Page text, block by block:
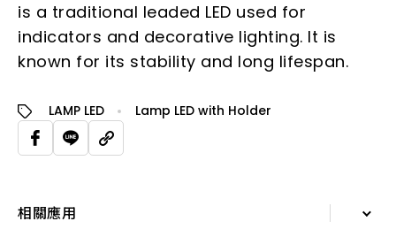
is a traditional leaded LED used for
indicators and decorative lighting. It is
known for its stability and long lifespan.
LAMP LED Lamp LED with Holder
相關應用